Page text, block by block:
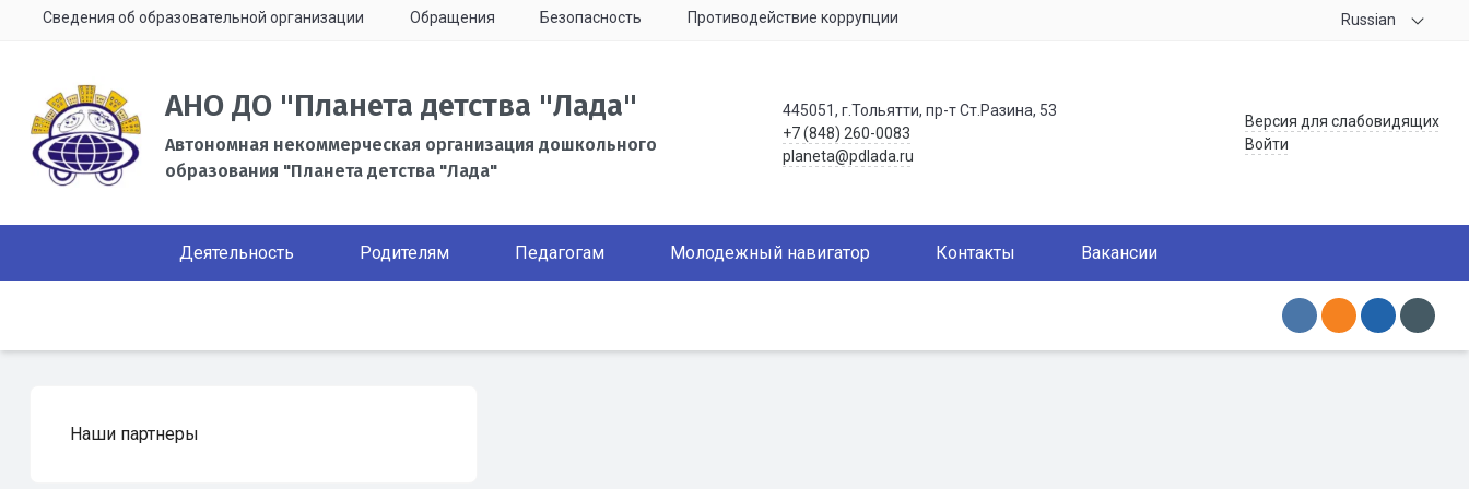
Сведения об образовательной организации Обращения Безопасность Противодействие коррупции Russian
АНО ДО "Планета детства "Лада"
Автономная некоммерческая организация дошкольного
образования "Планета детства "Лада"
445051, г.Тольятти, пр-т Ст.Разина, 53
+7 (848) 260-0083
planeta@pdlada.ru
Версия для слабовидящих
Войти
Деятельность Родителям Педагогам Молодежный навигатор Контакты Вакансии
Наши партнеры